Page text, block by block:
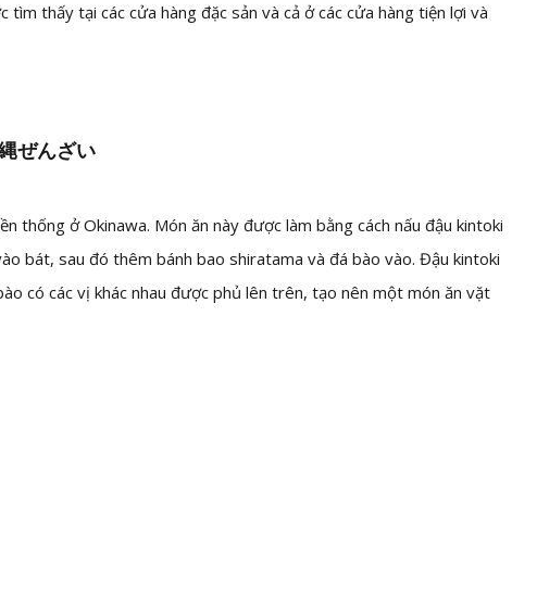
thấy tại các cửa hàng đặc sản và cả ở các cửa hàng tiện lợi và
ぜんざい
thống ở Okinawa. Món ăn này được làm bằng cách nấu đậu kintoki
bát, sau đó thêm bánh bao shiratama và đá bào vào. Đậu kintoki
có các vị khác nhau được phủ lên trên, tạo nên một món ăn vặt